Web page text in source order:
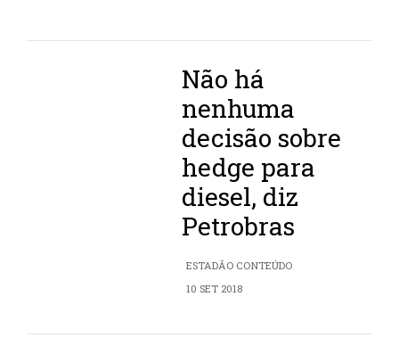
Não há
nenhuma
decisão sobre
hedge para
diesel, diz
Petrobras
ESTADÃO CONTEÚDO
10 SET 2018